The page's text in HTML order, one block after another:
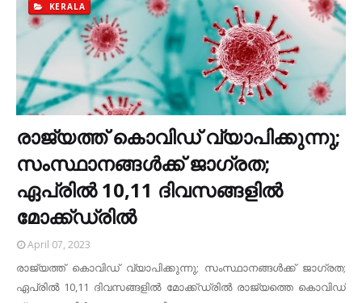
KERALA
രാജ്യത്ത് കൊവിഡ് വ്യാപിക്കുന്നു;
സംസ്ഥാനങ്ങൾക്ക് ജാഗ്രത;
ഏപ്രിൽ 10,11 ദിവസങ്ങളിൽ
മോക്ക്ഡ്രിൽ
April 07, 2023
രാജ്യത്ത് കൊവിഡ് വ്യാപിക്കുന്നു; സംസ്ഥാനങ്ങൾക്ക് ജാഗ്രത;
ഏപ്രിൽ 10,11 ദിവസങ്ങളിൽ മോക്ക്ഡ്രിൽ രാജ്യത്തെ കൊവിഡ്